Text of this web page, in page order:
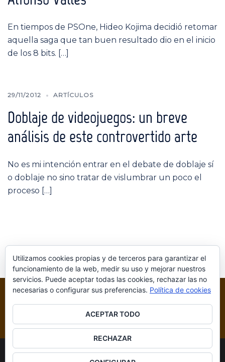
En tiempos de PSOne, Hideo Kojima decidió retomar
aquella saga que tan buen resultado dio en el inicio
de los 8 bits. […]
29/11/2012 ARTÍCULOS
Doblaje de videojuegos: un breve
análisis de este controvertido arte
No es mi intención entrar en el debate de doblaje sí
o doblaje no sino tratar de vislumbrar un poco el
proceso […]
© 2026 Blog Videojuegos. Funciona gracias a
Utilizamos cookies propias y de terceros para garantizar el
funcionamiento de la web, medir su uso y mejorar nuestros
servicios. Puede aceptar todas las cookies, rechazar las no
necesarias o configurar sus preferencias. Política de cookies
ACEPTAR TODO
RECHAZAR